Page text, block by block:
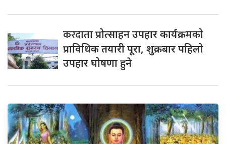
करदाताप्रोत्साहन उपहार कार्यक्रमको
प्राविधिक तयारी पूरा, शुक्रबार पहिलो
उपहार घोषणा हुने